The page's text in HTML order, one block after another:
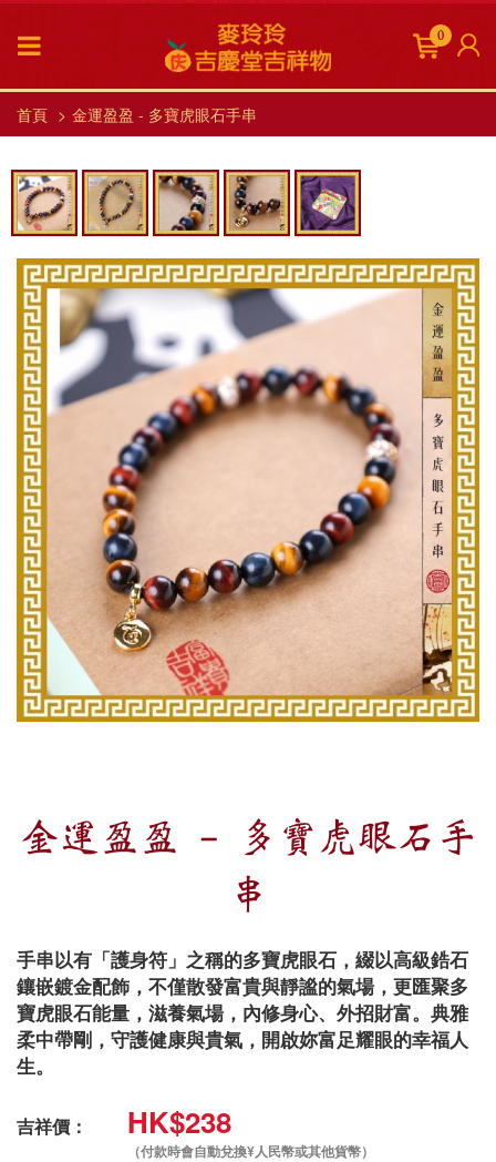
0
首頁 金運盈盈 - 多寶虎眼石手串
金運盈盈 - 多寶虎眼石手
串
手串以有「護身符」之稱的多寶虎眼石，綴以高級鋯石
鑲嵌鍍金配飾，不僅散發富貴與靜謐的氣場，更匯聚多
寶虎眼石能量，滋養氣場，內修身心、外招財富。典雅
柔中帶剛，守護健康與貴氣，開啟妳富足耀眼的幸福人
生。
吉祥價： HK$238
（付款時會自動兌換¥人民幣或其他貨幣）